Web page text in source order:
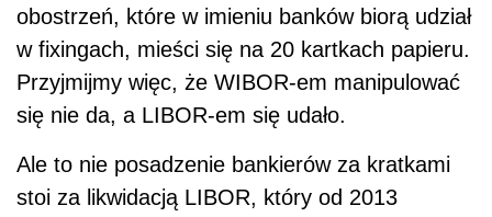
obostrzeń, które w imieniu banków biorą udział
w fixingach, mieści się na 20 kartkach papieru.
Przyjmijmy więc, że WIBOR-em manipulować
się nie da, a LIBOR-em się udało.
Ale to nie posadzenie bankierów za kratkami
stoi za likwidacją LIBOR, który od 2013